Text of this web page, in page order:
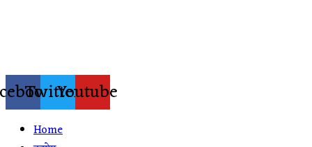
TwitterYoutube
Home